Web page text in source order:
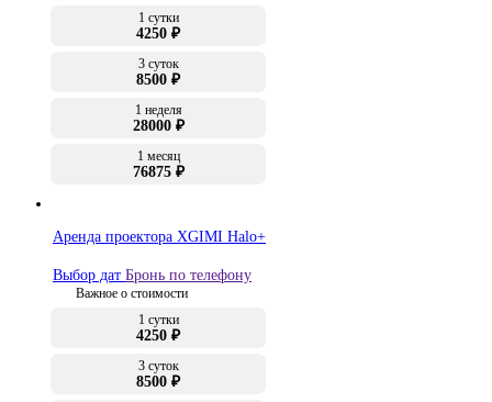
1 сутки
4250 ₽
3 суток
8500 ₽
1 неделя
28000 ₽
1 месяц
76875 ₽
Аренда проектора XGIMI Halo+
Выбор дат Бронь по телефону
Важное о стоимости
1 сутки
4250 ₽
3 суток
8500 ₽